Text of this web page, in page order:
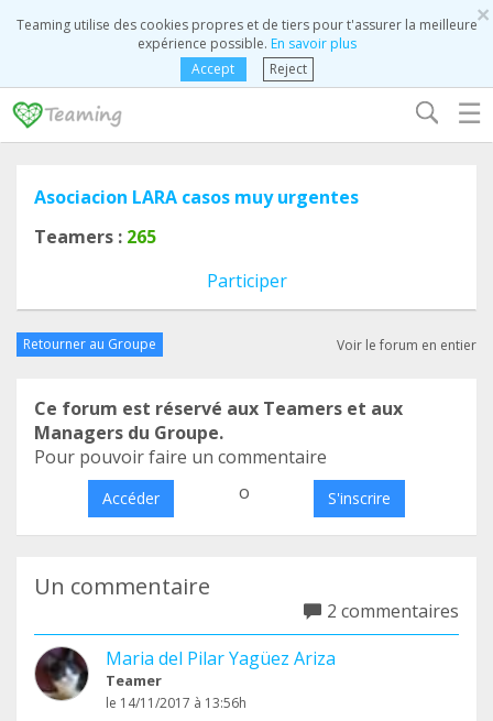
×
Teaming utilise des cookies propres et de tiers pour t'assurer la meilleure
expérience possible. En savoir plus
Accept
Reject
☰
Asociacion LARA casos muy urgentes
Teamers : 265
Participer
Retourner au Groupe Voir le forum en entier
Ce forum est réservé aux Teamers et aux
Managers du Groupe.
Pour pouvoir faire un commentaire
Accéder o S'inscrire
Un commentaire
2 commentaires
Maria del Pilar Yagüez Ariza
Teamer
le 14/11/2017 à 13:56h